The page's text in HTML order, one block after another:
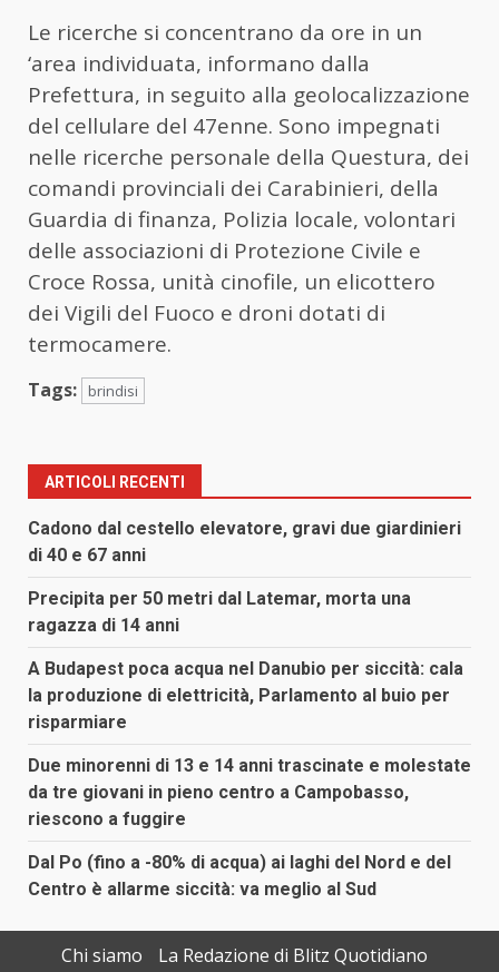
Le ricerche si concentrano da ore in un
‘area individuata, informano dalla
Prefettura, in seguito alla geolocalizzazione
del cellulare del 47enne. Sono impegnati
nelle ricerche personale della Questura, dei
comandi provinciali dei Carabinieri, della
Guardia di finanza, Polizia locale, volontari
delle associazioni di Protezione Civile e
Croce Rossa, unità cinofile, un elicottero
dei Vigili del Fuoco e droni dotati di
termocamere.
Tags: brindisi
ARTICOLI RECENTI
Cadono dal cestello elevatore, gravi due giardinieri
di 40 e 67 anni
Precipita per 50 metri dal Latemar, morta una
ragazza di 14 anni
A Budapest poca acqua nel Danubio per siccità: cala
la produzione di elettricità, Parlamento al buio per
risparmiare
Due minorenni di 13 e 14 anni trascinate e molestate
da tre giovani in pieno centro a Campobasso,
riescono a fuggire
Dal Po (fino a -80% di acqua) ai laghi del Nord e del
Centro è allarme siccità: va meglio al Sud
Chi siamo
La Redazione di Blitz Quotidiano